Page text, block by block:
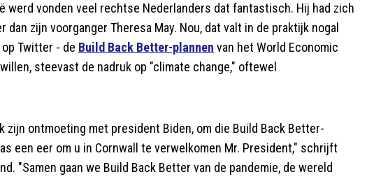
werd vonden veel rechtse Nederlanders dat fantastisch. Hij had zich
zijn voorganger Theresa May. Nou, dat valt in de praktijk nogal
Twitter - de Build Back Better-plannen van het World Economic
steevast de nadruk op "climate change," oftewel
zijn ontmoeting met president Biden, om die Build Back Better-
een eer om u in Cornwall te verwelkomen Mr. President," schrijft
"Samen gaan we Build Back Better van de pandemie, de wereld